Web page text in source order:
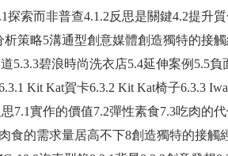
探索而非普查4.1.2反思是關鍵4.2提升
策略5溝通型創意媒體創造獨特的接
5.3.3碧浪時尚洗衣店5.4延伸案例5.5負
Kit Kat賀卡6.3.2 Kit Kat椅子6.3.3
7.1實作的價值7.2彈性素食7.3吃肉的
食的需求量居高不下8創造獨特的接觸